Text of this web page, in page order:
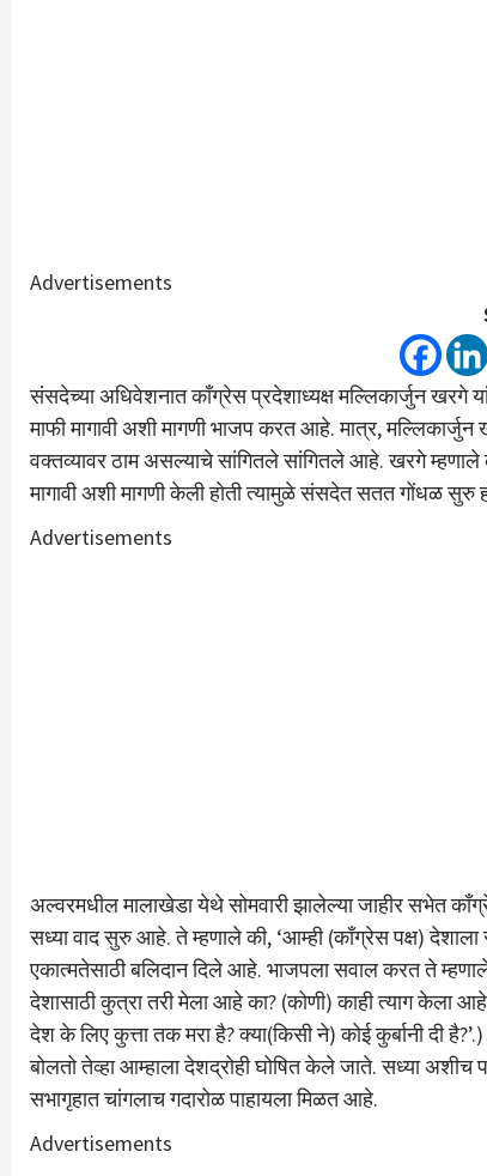
Advertisements
संसदेच्या अधिवेशनात काँग्रेस प्रदेशाध्यक्ष मल्लिकार्जुन खरगे
माफी मागावी अशी मागणी भाजप करत आहे. मात्र, मल्लिकार्जुन
वक्तव्यावर ठाम असल्याचे सांगितले सांगितले आहे. खरगे म्हणाले
मागावी अशी मागणी केली होती त्यामुळे संसदेत सतत गोंधळ
Advertisements
अल्वरमधील मालाखेडा येथे सोमवारी झालेल्या जाहीर सभेत
सध्या वाद सुरु आहे. ते म्हणाले की, ‘आम्ही (काँग्रेस पक्ष) देशाला
एकात्मतेसाठी बलिदान दिले आहे. भाजपला सवाल करत ते म्हणाले
देशासाठी कुत्रा तरी मेला आहे का? (कोणी) काही त्याग केला
देश के लिए कुत्ता तक मरा है? क्या(किसी ने) कोई कुर्बानी दी
बोलतो तेव्हा आम्हाला देशद्रोही घोषित केले जाते. सध्या
सभागृहात चांगलाच गदारोळ पाहायला मिळत आहे.
Advertisements